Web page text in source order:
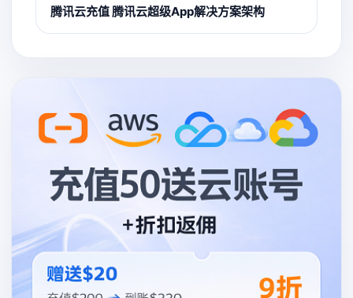
腾讯云充值 腾讯云超级App解决方案架构